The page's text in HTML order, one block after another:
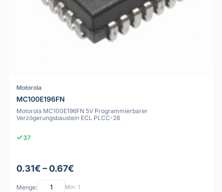
Motorola
MC100E196FN
Motorola MC100E196FN 5V Programmierbarer
Verzögerungsbaustein ECL PLCC-28
37
0.31€ – 0.67€
Menge: Min: 1